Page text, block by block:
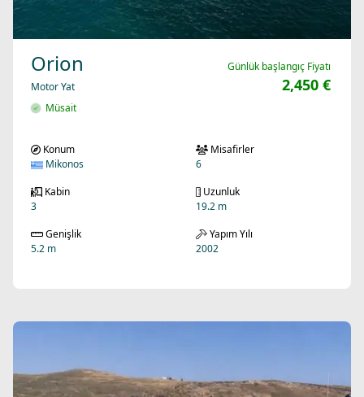
Orion
Motor Yat
Müsait
Günlük başlangıç Fiyatı
2,450 €
Konum
Mikonos
Misafirler
6
Kabin
3
Uzunluk
19.2 m
Genişlik
5.2 m
Yapım Yılı
2002